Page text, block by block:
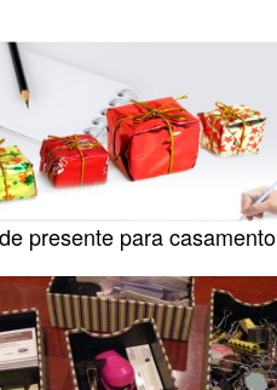
presente para casamento